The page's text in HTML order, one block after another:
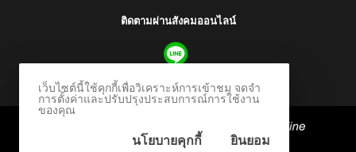
ติดตามผ่านสังคมออนไลน์
© 2006-2026 Vevo Systems Co., Ltd.
เว็บไซต์นี้ใช้คุกกี้เพื่อวิเคราะห์การเข้าชม จดจำ
การตั้งค่าและปรับปรุงประสบการณ์การใช้งาน
ของคุณ
นโยบายคุกกี้ ยินยอม